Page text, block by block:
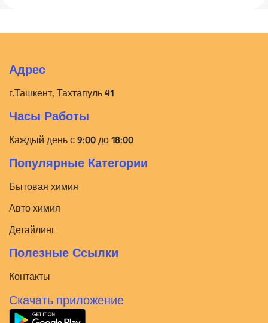
Адрес
г.Ташкент, Тахтапуль 41
Часы Работы
Каждый день с 9:00 до 18:00
Популярные Категории
Бытовая химия
Авто химия
Детайлинг
Полезные Ссылки
Контакты
Скачать приложение